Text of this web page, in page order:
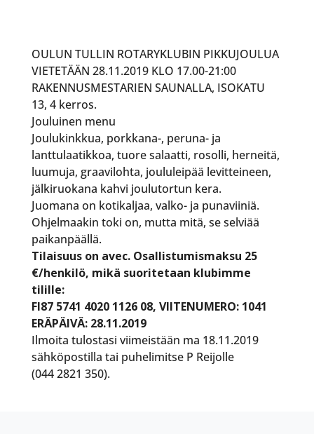
OULUN TULLIN ROTARYKLUBIN PIKKUJOULUA
VIETETÄÄN 28.11.2019 KLO 17.00-21:00
RAKENNUSMESTARIEN SAUNALLA, ISOKATU
13, 4 kerros.
Jouluinen menu
Joulukinkkua, porkkana-, peruna- ja
lanttulaatikkoa, tuore salaatti, rosolli, herneitä,
luumuja, graavilohta, joululeipää levitteineen,
jälkiruokana kahvi joulutortun kera.
Juomana on kotikaljaa, valko- ja punaviiniä.
Ohjelmaakin toki on, mutta mitä, se selviää
paikanpäällä.
Tilaisuus on avec. Osallistumismaksu 25
€/henkilö, mikä suoritetaan klubimme
tilille:
FI87 5741 4020 1126 08, VIITENUMERO: 1041
ERÄPÄIVÄ: 28.11.2019
Ilmoita tulostasi viimeistään ma 18.11.2019
sähköpostilla tai puhelimitse P Reijolle
(044 2821 350).